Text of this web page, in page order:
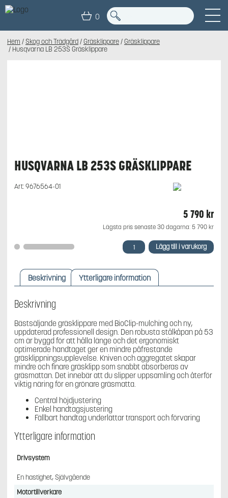
0
Hem / Skog och Trädgård/Gräsklippare/Gräsklippare
/ Husqvarna LB 253S Gräsklippare
HUSQVARNA LB 253S GRÄSKLIPPARE
Art:9676564-01
5 790 kr
Lägsta pris senaste 30 dagarna: 5 790 kr
Husqvarna
LB
Gräsklippare
mängd
Lägg till i varukorg
Beskrivning Ytterligare information
Beskrivning
Bästsäljande gräsklippare med BioClip-mulching och ny,
uppdaterad professionell design. Den robusta stålkåpan på 53
cm är byggd för att hålla länge och det ergonomiskt
optimerade handtaget ger en mindre påfrestande
gräsklippningsupplevelse. Kniven och aggregatet skapar
mindre och finare gräsklipp som snabbt absorberas av
gräsmattan. Det innebär att du slipper uppsamling och återför
viktig näring för en grönare gräsmatta.
Central höjdjustering
Enkel handtagsjustering
Fällbart handtag underlättar transport och förvaring
Ytterligare information
Drivsystem
En hastighet, Självgående
Motortillverkare